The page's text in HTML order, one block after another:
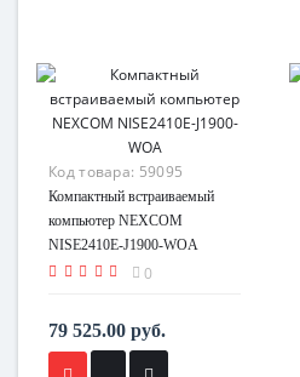
Код товара: 59095
Компактный встраиваемый
компьютер NEXCOM
NISE2410E-J1900-WOA
0
79 525.00 руб.